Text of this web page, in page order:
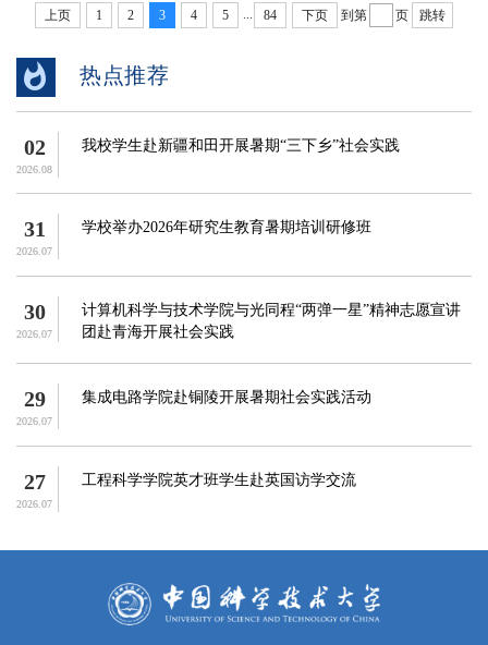
上页 1 2 3 4 5 84 下页 到第 页 跳转
热点推荐
02
2026.08
我校学生赴新疆和田开展暑期“三下乡”社会实践
31
2026.07
学校举办2026年研究生教育暑期培训研修班
30
2026.07
计算机科学与技术学院与光同程“两弹一星”精神志愿宣讲
团赴青海开展社会实践
29
2026.07
集成电路学院赴铜陵开展暑期社会实践活动
27
2026.07
工程科学学院英才班学生赴英国访学交流